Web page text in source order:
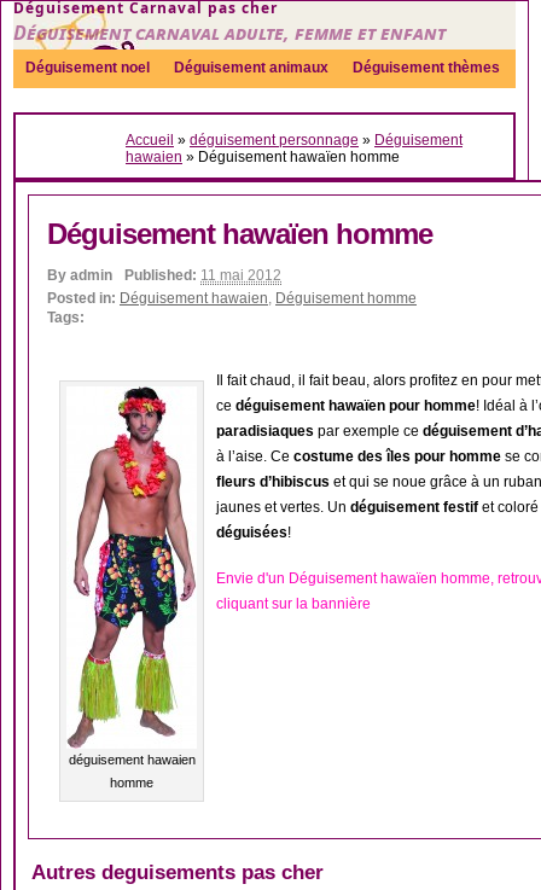
Déguisement Carnaval pas cher
Déguisement carnaval adulte, femme et enfant
Déguisement noel Déguisement animaux Déguisement thèmes
Sexy Déguisement couple Déguisements par genre Idées
Accueil » déguisement personnage » Déguisement
hawaien » Déguisement hawaïen homme
Déguisement hawaïen homme
By admin Published: 11 mai 2012
Posted in: Déguisement hawaien, Déguisement homme
Tags:
déguisement hawaien
homme
Il fait chaud, il fait beau, alors profitez en pour
ce déguisement hawaïen pour homme! Idéal à
paradisiaques par exemple ce déguisement
à l’aise. Ce costume des îles pour homme se
fleurs d’hibiscus et qui se noue grâce à un
jaunes et vertes. Un déguisement festif et
déguisées!
Envie d'un Déguisement hawaïen homme,
cliquant sur la bannière
Autres deguisements pas cher